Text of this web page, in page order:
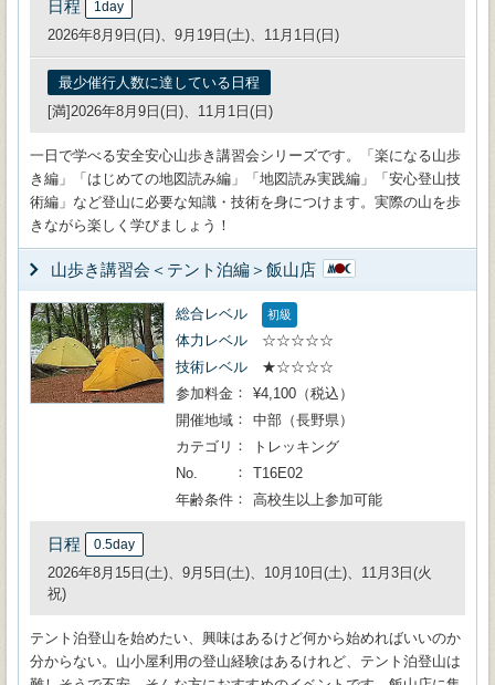
日程 1day
2026年8月9日(日)、9月19日(土)、11月1日(日)
最少催行人数に達している日程
[満]2026年8月9日(日)、11月1日(日)
一日で学べる安全安心山歩き講習会シリーズです。「楽になる山歩
き編」「はじめての地図読み編」「地図読み実践編」「安心登山技
術編」など登山に必要な知識・技術を身につけます。実際の山を歩
きながら楽しく学びましょう！
山歩き講習会＜テント泊編＞飯山店
総合レベル 初級
体力レベル
☆☆☆☆☆
技術レベル
★☆☆☆☆
参加料金
¥4,100（税込）
開催地域
中部（長野県）
カテゴリ
トレッキング
No.
T16E02
年齢条件
高校生以上参加可能
日程 0.5day
2026年8月15日(土)、9月5日(土)、10月10日(土)、11月3日(火
祝)
テント泊登山を始めたい、興味はあるけど何から始めればいいのか
分からない。山小屋利用の登山経験はあるけれど、テント泊登山は